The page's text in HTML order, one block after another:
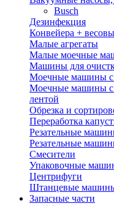
Busch
Дезинфекция
Конвейера +
Малые агрегаты
Малые моечные
Машины для
Моечные машины
Моечные машины с
лентой
Обрезка и
Переработка
Резательные
Резательные
Смесители
Упаковочные
Центрифуги
Штанцевые
Запасные части